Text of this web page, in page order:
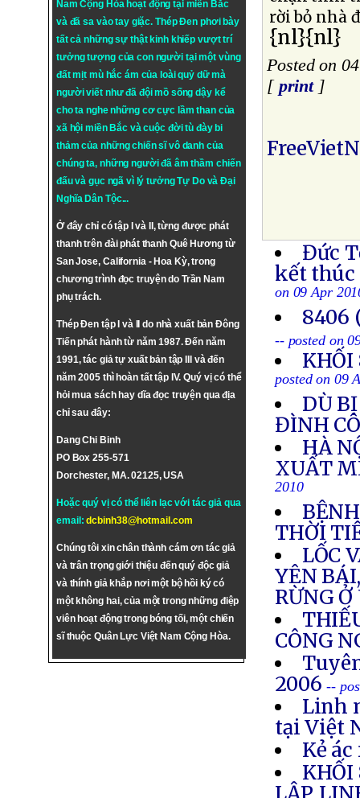
Nam Cộng Hòa hoạt động tại miền Bắc
và đã sa vào tay giặc. Thép Đen phơi bày
tất cả những sự thật kinh khiếp vượt trí
tưởng tượng của con người tại một vùng
đất mịt mù hắc ám của loài quỷ dữ mà
người viết như đã đội mồ sống dậy kể
cho ta nghe những cơ cực lầm than của
xã hội miền Bắc và cuộc đời tù đày bi
thảm của những chiến sĩ vô danh của
chúng ta, những người đã âm thầm chiến
đấu và gục ngã vì lý tưởngTự DovàĐại
Nghĩa Dân Tộc...
Ở đây chỉ có tập I và II, từng được phát
thanh trên đài phát thanh Quê Hương từ
San Jose, California - Hoa Kỳ, trong
chương trình đọc truyện do Trần Nam
phụ trách.
Thép Đen tập I và II do nhà xuất bản Đông
Tiến phát hành từ năm 1987. Đến năm
1991, tác giả tự xuất bản tập III và đến
năm 2005 thì hoàn tất tập IV. Quý vị có thể
hỏi mua sách hay dĩa đọc truyện qua địa
chỉ sau đây:
Dang Chi Binh
PO Box 255-571
Dorchester, MA. 02125, USA
Hoặc quý vị có thể liên lạc với tác giả qua
email:dcbinh38@hotmail.com
Chúng tôi xin chân thành cám ơn tác giả
và trân trọng giới thiệu đến quý độc giả
và thính giả khắp nơi một bộ hồi ký có
một không hai, của một trong những điệp
viên hoạt động trong bóng tối, một chiến
sĩ thuộc Quân Lực Việt Nam Cộng Hòa.
rời bỏ nhà
{nl}{nl}
Posted on
[ print]
Đức
kết thúc
on 09 Apr
8406
-- posted on
posted on 09
DÙ
ĐÌNH
HÀ
XUẤT
2010
THỜI
LỐC
YÊN
RỪNG
CÔNG
2006 --
Linh
tại Việt
Kẻ
KHỐI